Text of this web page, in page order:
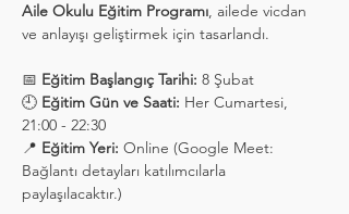
Aile Okulu Eğitim Programı, ailede vicdan
ve anlayışı geliştirmek için tasarlandı.
📅 Eğitim Başlangıç Tarihi: 8 Şubat
🕘 Eğitim Gün ve Saati: Her Cumartesi,
21:00 - 22:30
📍 Eğitim Yeri: Online (Google Meet:
Bağlantı detayları katılımcılarla
paylaşılacaktır.)